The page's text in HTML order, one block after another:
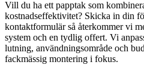
Vill du ha ett papptak som
kostnadseffektivitet? Skicka in din
kontaktformulär så återkommer vi
system och en tydlig offert. Vi
lutning, användningsområde och
fackmässig montering i fokus.